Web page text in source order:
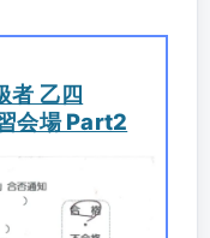
者 乙四
会場 Part2